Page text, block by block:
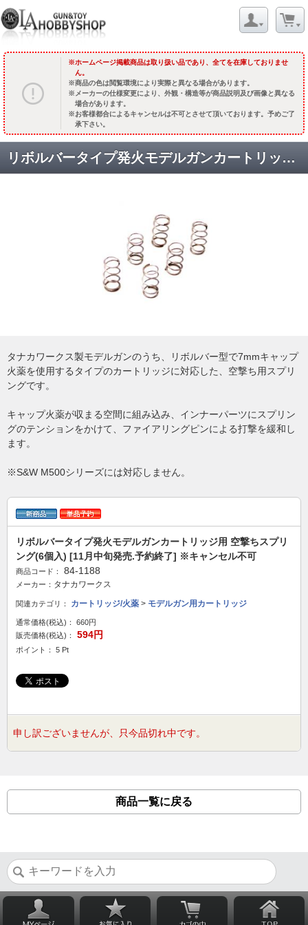
ホームページ掲載商品は取り扱い品であり、全てを在庫しておりませ
ん。
商品の色は閲覧環境により実際と異なる場合があります。
メーカーの仕様変更により、外観・構造等が商品説明及び画像と異なる
場合があります。
お客様都合によるキャンセルは不可とさせて頂いております。予めご了
承下さい。
リボルバータイプ発火モデルガンカートリッジ用 空撃ちスプリング(6個入) [11月中旬発売.予約終了] ※キャンセル不可
タナカワークス製モデルガンのうち、リボルバー型で7mmキャップ
火薬を使用するタイプのカートリッジに対応した、空撃ち用スプリ
ングです。
キャップ火薬が収まる空間に組み込み、インナーパーツにスプリン
グのテンションをかけて、ファイアリングピンによる打撃を緩和し
ます。
※S&W M500シリーズには対応しません。
リボルバータイプ発火モデルガンカートリッジ用 空撃ちスプリ
ング(6個入) [11月中旬発売.予約終了] ※キャンセル不可
商品コード： 84-1188
メーカー： タナカワークス
関連カテゴリ： カートリッジ/火薬 > モデルガン用カートリッジ
通常価格(税込)：
660円
販売価格(税込)：
594円
ポイント： 5 Pt
申し訳ございませんが、只今品切れ中です。
商品一覧に戻る